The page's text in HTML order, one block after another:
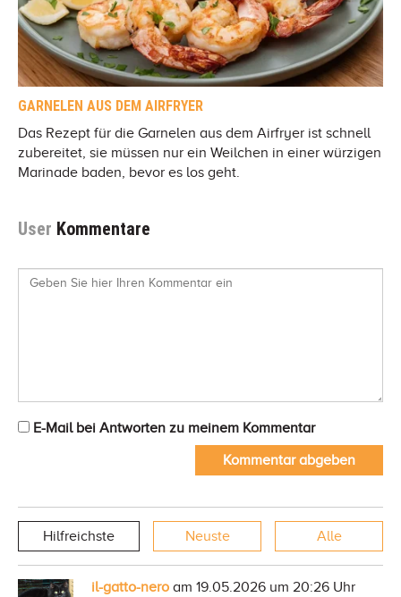
GARNELEN AUS DEM AIRFRYER
Das Rezept für die Garnelen aus dem Airfryer ist schnell
zubereitet, sie müssen nur ein Weilchen in einer würzigen
Marinade baden, bevor es los geht.
User Kommentare
E-Mail bei Antworten zu meinem Kommentar
Kommentar abgeben
Hilfreichste Neuste Alle
il-gatto-nero am 19.05.2026 um 20:26 Uhr